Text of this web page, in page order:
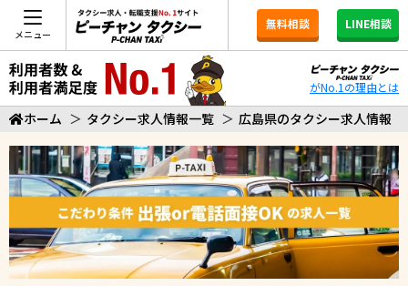
メニュー
無料相談 LINE相談
がNo.1の理由とは
ホーム ＞ タクシー求人情報一覧 ＞ 広島県のタクシー求人情報